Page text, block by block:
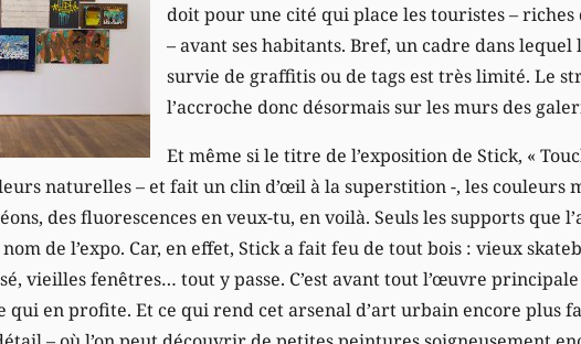
doit pour une cité qui place les touristes –
– avant ses habitants. Bref, un cadre dans lequel
survie de graffitis ou de tags est très limité. Le
l’accroche donc désormais sur les murs des
Et même si le titre de l’exposition de Stick, «
naturelles – et fait un clin d’œil à la superstition -, les couleurs
des fluorescences en veux-tu, en voilà. Seuls les supports que
de l’expo. Car, en effet, Stick a fait feu de tout bois : vieux
vieilles fenêtres… tout y passe. C’est avant tout l’œuvre
qui en profite. Et ce qui rend cet arsenal d’art urbain encore plus